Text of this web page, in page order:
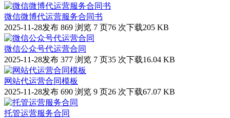
微信微博代运营服务合同书
2025-11-28发布 869 浏览 7 页76 次下载205 KB
微信公众号代运营合同
2025-11-28发布 377 浏览 7 页35 次下载16.04 KB
网站代运营合同模板
2025-11-28发布 690 浏览 9 页26 次下载67.07 KB
托管运营服务合同